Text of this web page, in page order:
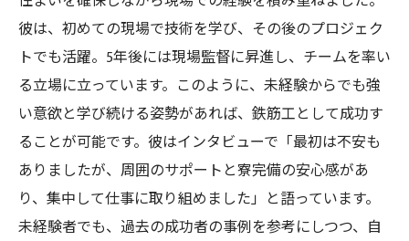
彼は、初めての現場で技術を学び、その後のプロジェク
トでも活躍。5年後には現場監督に昇進し、チームを率い
る立場に立っています。このように、未経験からでも強
い意欲と学び続ける姿勢があれば、鉄筋工として成功す
ることが可能です。彼はインタビューで「最初は不安も
ありましたが、周囲のサポートと寮完備の安心感があ
り、集中して仕事に取り組めました」と語っています。
未経験者でも、過去の成功者の事例を参考にしつつ、自